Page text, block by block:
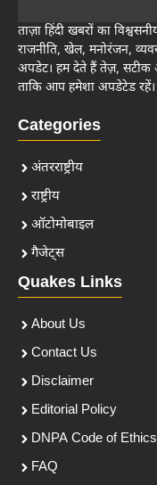
ताज़ा हिंदी खबरों का
राजनीति, खेल, मनोरंजन,
अपडेट। हम देते हैं तेज़, सटीक
ताकि आप हमेशा अपडेटेड रहें।
Categories
अंतरराष्ट्रीय
राष्ट्रीय
ऑटोमोबाइल
गैजेट्स
Quakes Links
About Us
Contact Us
Disclaimer
Editorial Policy
DNPA Code of Ethics
FAQ